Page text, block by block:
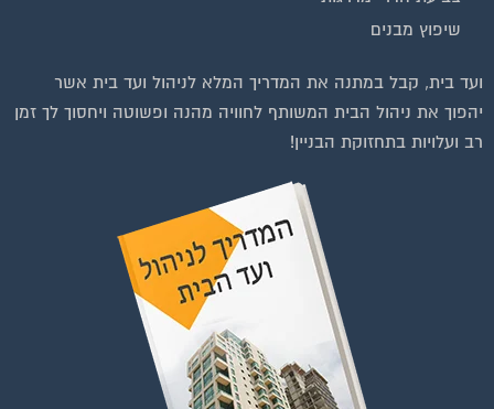
שיפוץ מבנים
ועד בית, קבל במתנה את המדריך המלא לניהול ועד בית אשר
יהפוך את ניהול הבית המשותף לחוויה מהנה ופשוטה ויחסוך לך זמן
רב ועלויות בתחזוקת הבניין!
לחצו על התמונה או על הכפתור ושלחו בקשת הצטרפות בדף
הקבוצה
לחץ למעבר לקבוצה